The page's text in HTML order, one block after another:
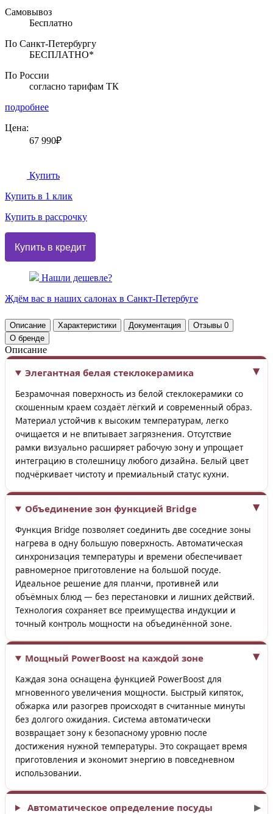
Самовывоз
Бесплатно
По Санкт-Петербургу
БЕСПЛАТНО*
По России
согласно тарифам ТК
подробнее
Цена:
67 990₽
Купить
Купить в 1 клик
Купить в рассрочку
Нашли дешевле?
Ждём вас в наших салонах в Санкт-Петербуге
Описание Характеристики Документация Отзывы 0
О бренде
Описание
Элегантная белая стеклокерамика
Безрамочная поверхность из белой стеклокерамики со
скошенным краем создаёт лёгкий и современный образ.
Материал устойчив к высоким температурам, легко
очищается и не впитывает загрязнения. Отсутствие
рамки визуально расширяет рабочую зону и упрощает
интеграцию в столешницу любого дизайна. Белый цвет
подчёркивает чистоту и премиальный статус кухни.
Объединение зон функцией Bridge
Функция Bridge позволяет соединить две соседние зоны
нагрева в одну большую поверхность. Автоматическая
синхронизация температуры и времени обеспечивает
равномерное приготовление на большой посуде.
Идеальное решение для планчи, противней или
объёмных блюд — без перестановки и лишних действий.
Технология сохраняет все преимущества индукции и
точный контроль мощности на объединённой зоне.
Мощный PowerBoost на каждой зоне
Каждая зона оснащена функцией PowerBoost для
мгновенного увеличения мощности. Быстрый кипяток,
обжарка или разогрев происходят в считанные минуты
без долгого ожидания. Система автоматически
возвращает зону к безопасному уровню после
достижения нужной температуры. Это сокращает время
приготовления и экономит энергию в повседневном
использовании.
Автоматическое определение посуды